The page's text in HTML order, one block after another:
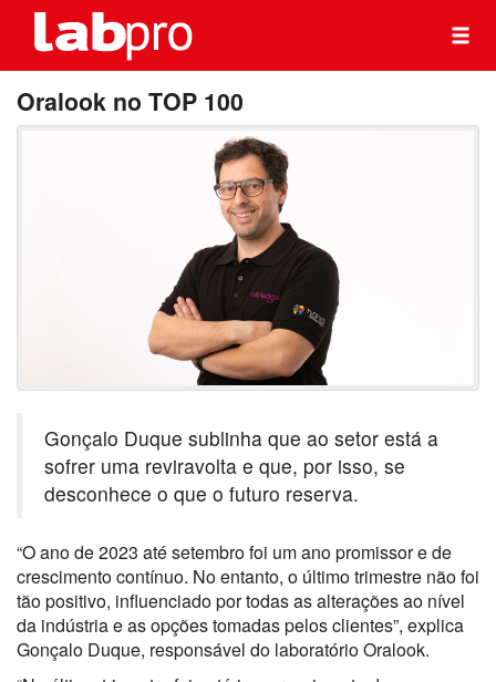
Oralook no TOP 100
Gonçalo Duque sublinha que ao setor está a
sofrer uma reviravolta e que, por isso, se
desconhece o que o futuro reserva.
“O ano de 2023 até setembro foi um ano promissor e de
crescimento contínuo. No entanto, o último trimestre não foi
tão positivo, influenciado por todas as alterações ao nível
da indústria e as opções tomadas pelos clientes”, explica
Gonçalo Duque, responsável do laboratório Oralook.